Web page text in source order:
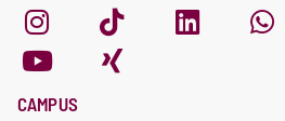
CAMPUS